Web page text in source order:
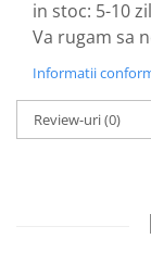
in stoc: 5-10
Va rugam sa
Informatii
Review-uri(0)